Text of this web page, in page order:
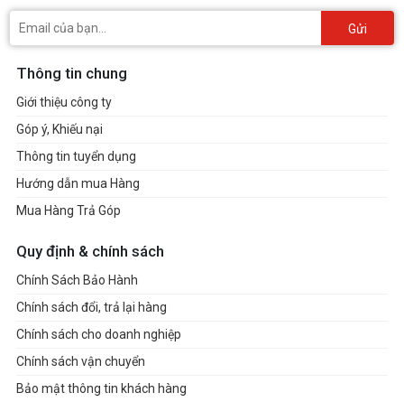
Gửi
Thông tin chung
Giới thiệu công ty
Góp ý, Khiếu nại
Thông tin tuyển dụng
Hướng dẫn mua Hàng
Mua Hàng Trả Góp
Quy định & chính sách
Chính Sách Bảo Hành
Chính sách đổi, trả lại hàng
Chính sách cho doanh nghiệp
Chính sách vận chuyển
Bảo mật thông tin khách hàng